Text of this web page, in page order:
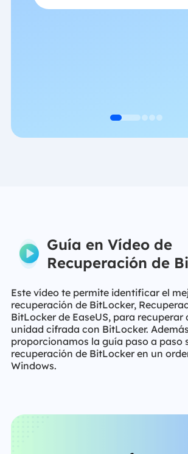
Guía en Vídeo de
Recuperación de
Este vídeo te permite identificar el
recuperación de BitLocker,
BitLocker de EaseUS, para recuperar
unidad cifrada con BitLocker.
proporcionamos la guía paso a paso
recuperación de BitLocker en un
Windows.